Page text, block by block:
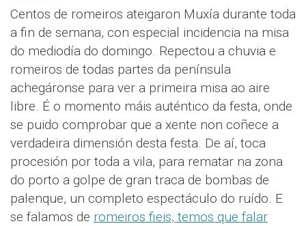
Centos de romeiros ateigaron Muxía durante toda
a fin de semana, con especial incidencia na misa
do mediodía do domingo. Repectou a chuvia e
romeiros de todas partes da península
achegáronse para ver a primeira misa ao aire
libre. É o momento máis auténtico da festa, onde
se puido comprobar que a xente non coñece a
verdadeira dimensión desta festa. De aí, toca
procesión por toda a vila, para rematar na zona
do porto a golpe de gran traca de bombas de
palenque, un completo espectáculo do ruído. E
se falamos de romeiros fieis, temos que falar